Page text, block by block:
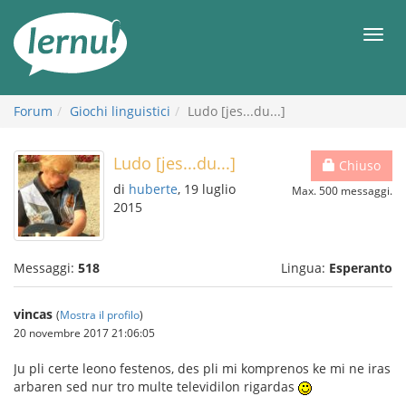
all’indice
Forum Giochi linguistici Ludo [jes...du...]
Chiuso
Max. 500 messaggi.
Ludo [jes...du...]
di huberte, 19 luglio
2015
Messaggi: 518 Lingua: Esperanto
vincas (Mostra il profilo)
20 novembre 2017 21:06:05
Ju pli certe leono festenos, des pli mi komprenos ke mi ne iras
arbaren sed nur tro multe televidilon rigardas